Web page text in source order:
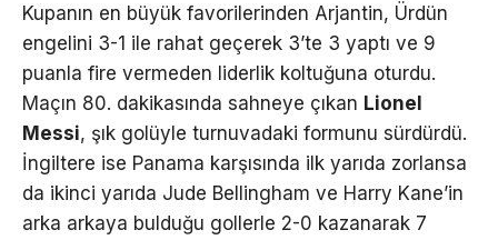
Kupanın en büyük favorilerinden Arjantin, Ürdün
engelini 3-1 ile rahat geçerek 3’te 3 yaptı ve 9
puanla fire vermeden liderlik koltuğuna oturdu.
Maçın 80. dakikasında sahneye çıkan Lionel
Messi, şık golüyle turnuvadaki formunu sürdürdü.
İngiltere ise Panama karşısında ilk yarıda zorlansa
da ikinci yarıda Jude Bellingham ve Harry Kane’in
arka arkaya bulduğu gollerle 2-0 kazanarak 7